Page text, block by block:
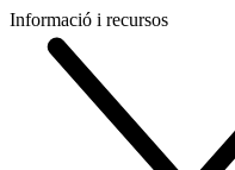
Informació i recursos